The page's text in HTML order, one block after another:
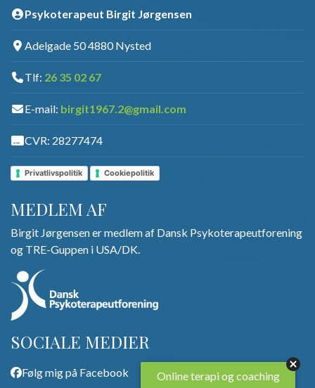
Psykoterapeut Birgit Jørgensen
Adelgade 50 4880 Nysted
Tlf: 26 35 02 67
E-mail: birgit1967.2@gmail.com
CVR: 28277474
Privatlivspolitik Cookiepolitik
MEDLEM AF
Birgit Jørgensen​ er medlem af Dansk Psykoterapeutforening
og TRE-Guppen i USA/DK.
SOCIALE MEDIER
Følg mig på Facebook Online terapi og coaching